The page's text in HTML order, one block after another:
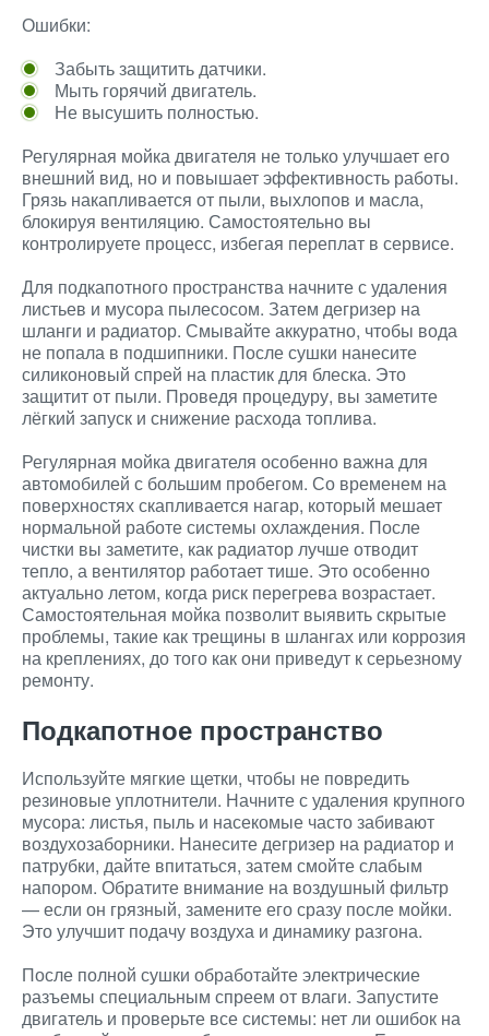
Ошибки:
Забыть защитить датчики.
Мыть горячий двигатель.
Не высушить полностью.
Регулярная мойка двигателя не только улучшает его
внешний вид, но и повышает эффективность работы.
Грязь накапливается от пыли, выхлопов и масла,
блокируя вентиляцию. Самостоятельно вы
контролируете процесс, избегая переплат в сервисе.
Для подкапотного пространства начните с удаления
листьев и мусора пылесосом. Затем дегризер на
шланги и радиатор. Смывайте аккуратно, чтобы вода
не попала в подшипники. После сушки нанесите
силиконовый спрей на пластик для блеска. Это
защитит от пыли. Проведя процедуру, вы заметите
лёгкий запуск и снижение расхода топлива.
Регулярная мойка двигателя особенно важна для
автомобилей с большим пробегом. Со временем на
поверхностях скапливается нагар, который мешает
нормальной работе системы охлаждения. После
чистки вы заметите, как радиатор лучше отводит
тепло, а вентилятор работает тише. Это особенно
актуально летом, когда риск перегрева возрастает.
Самостоятельная мойка позволит выявить скрытые
проблемы, такие как трещины в шлангах или коррозия
на креплениях, до того как они приведут к серьезному
ремонту.
Подкапотное пространство
Используйте мягкие щетки, чтобы не повредить
резиновые уплотнители. Начните с удаления крупного
мусора: листья, пыль и насекомые часто забивают
воздухозаборники. Нанесите дегризер на радиатор и
патрубки, дайте впитаться, затем смойте слабым
напором. Обратите внимание на воздушный фильтр
— если он грязный, замените его сразу после мойки.
Это улучшит подачу воздуха и динамику разгона.
После полной сушки обработайте электрические
разъемы специальным спреем от влаги. Запустите
двигатель и проверьте все системы: нет ли ошибок на